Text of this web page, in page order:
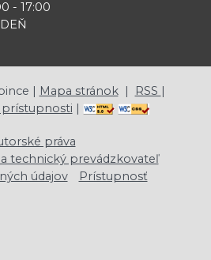
- 17:00
| Mapa stránok| RSS |
prístupnosti |
práva
technický prevádzkovateľ
údajov
Prístupnosť